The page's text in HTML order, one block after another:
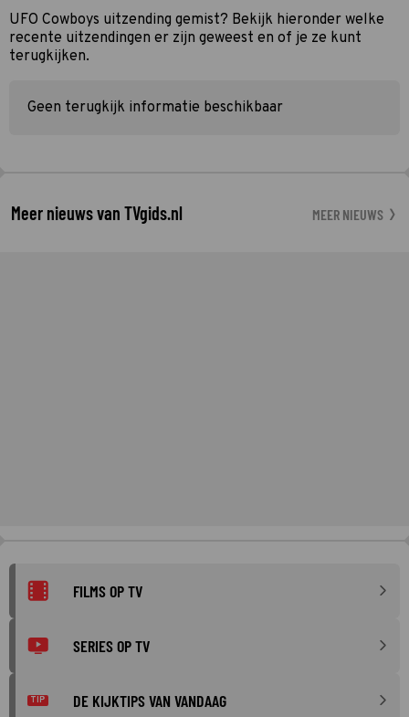
UFO Cowboys uitzending gemist? Bekijk hieronder welke
recente uitzendingen er zijn geweest en of je ze kunt
terugkijken.
Geen terugkijk informatie beschikbaar
Meer nieuws van TVgids.nl MEER NIEUWS
FILMS OP TV
SERIES OP TV
TIP DE KIJKTIPS VAN VANDAAG